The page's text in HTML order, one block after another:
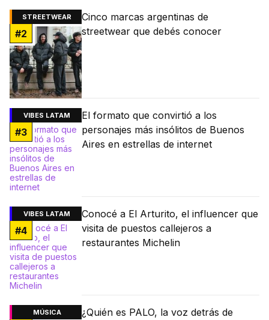
STREETWEAR
#2
Cinco marcas argentinas de
streetwear que debés conocer
VIBES LATAM
#3
El formato que convirtió a los
personajes más insólitos de Buenos
Aires en estrellas de internet
VIBES LATAM
#4
Conocé a El Arturito, el influencer que
visita de puestos callejeros a
restaurantes Michelin
MÚSICA
¿Quién es PALO, la voz detrás de